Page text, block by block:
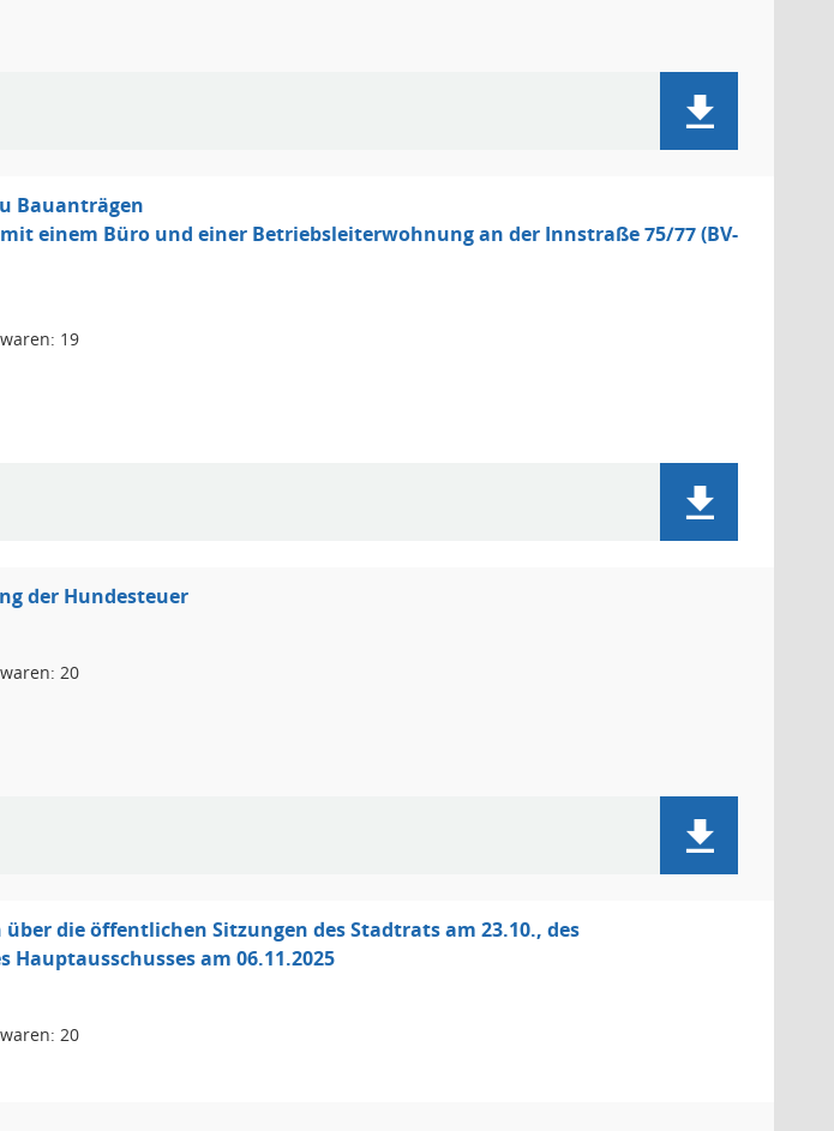
Bauanträgen
einem Büro und einer Betriebsleiterwohnung an der Innstraße 75/77 (BV-
19
der Hundesteuer
20
die öffentlichen Sitzungen des Stadtrats am 23.10., des
Hauptausschusses am 06.11.2025
20